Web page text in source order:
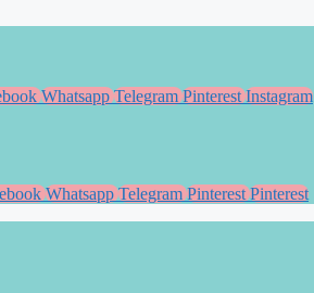
Whatsapp Telegram Pinterest Instagram
Whatsapp Telegram Pinterest Pinterest